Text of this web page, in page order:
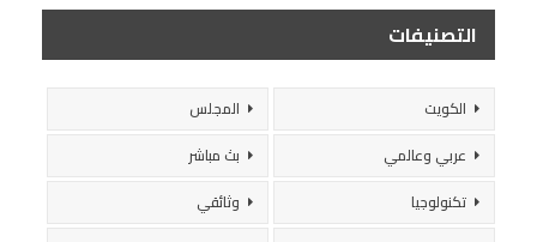
التصنيفات
الكويت
المجلس
عربي وعالمي
بث مباشر
تكنولوجيا
وثائقي